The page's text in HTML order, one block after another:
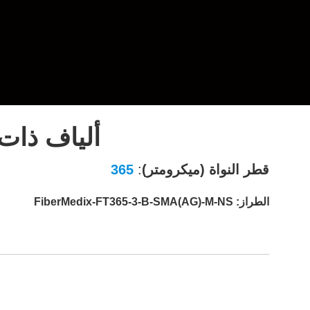
ألياف
قطر النواة (ميكرومتر):
365
الطراز: FiberMedix-FT365-3-B-SMA(AG)-M-NS